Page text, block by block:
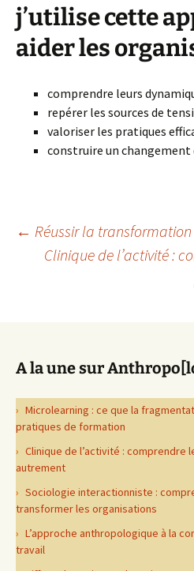
j’utilise cette
aider les
comprendre leurs
repérer les sources de
valoriser les pratiques
construire un changement
← Réussir la
Clinique de l’activité :
A la une sur
Microlearning : ce que la
pratiques de formation
Clinique de l’activité : comprendre
autrement
Sociologie interactionniste :
transformer les organisations
L’approche anthropologique à la
travail